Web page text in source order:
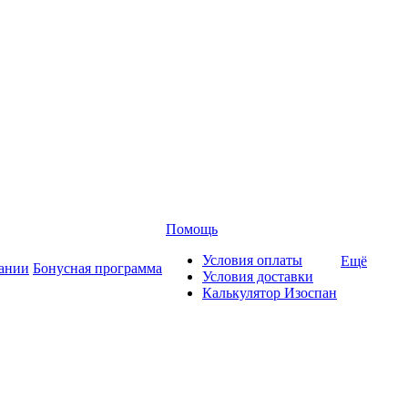
Бонусная программа
Помощь
Условия оплаты
Условия доставки
Калькулятор Изоспан
Ещё